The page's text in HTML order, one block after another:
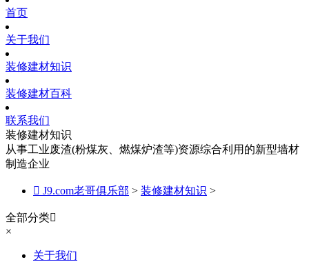
首页
关于我们
装修建材知识
装修建材百科
联系我们
装修建材知识
从事工业废渣(粉煤灰、燃煤炉渣等)资源综合利用的新型墙材
制造企业
 J9.com老哥俱乐部 > 装修建材知识 >
全部分类
×
关于我们